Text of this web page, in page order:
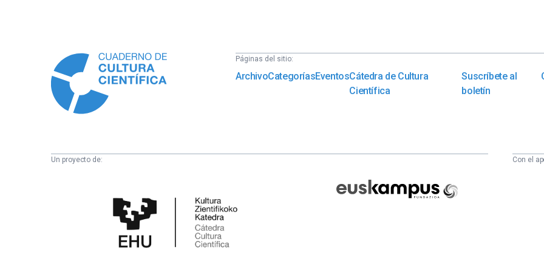
Páginas del sitio:
ArchivoCategoríasEventosCátedra de Cultura
Científica
Suscríbete al
boletín
Un proyecto de:
Científica
Fundazioa
Con el